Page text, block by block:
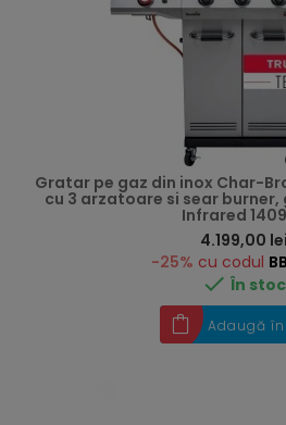
Gratar pe gaz din inox Char-
cu 3 arzatoare si sear burner,
Infrared
4.199,00 lei
-25% cu codul
 În stoc
Adaugă în